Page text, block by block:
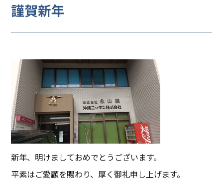
謹賀新年
新年、明けましておめでとうございます。
平素はご愛顧を賜わり、厚く御礼申し上げます。